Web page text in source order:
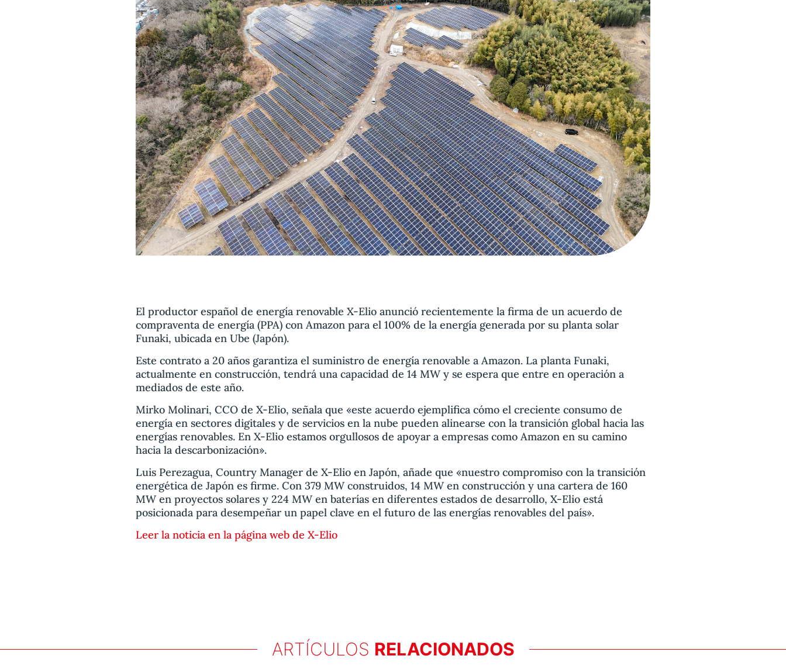
El productor español de energía renovable X-Elio anunció recientemente la firma de un acuerdo de
compraventa de energía (PPA) con Amazon para el 100% de la energía generada por su planta solar
Funaki, ubicada en Ube (Japón).
Este contrato a 20 años garantiza el suministro de energía renovable a Amazon. La planta Funaki,
actualmente en construcción, tendrá una capacidad de 14 MW y se espera que entre en operación a
mediados de este año.
Mirko Molinari, CCO de X-Elio, señala que «este acuerdo ejemplifica cómo el creciente consumo de
energía en sectores digitales y de servicios en la nube pueden alinearse con la transición global hacia las
energías renovables. En X-Elio estamos orgullosos de apoyar a empresas como Amazon en su camino
hacia la descarbonización».
Luis Perezagua, Country Manager de X-Elio en Japón, añade que «nuestro compromiso con la transición
energética de Japón es firme. Con 379 MW construidos, 14 MW en construcción y una cartera de 160
MW en proyectos solares y 224 MW en baterías en diferentes estados de desarrollo, X-Elio está
posicionada para desempeñar un papel clave en el futuro de las energías renovables del país».
Leer la noticia en la página web de X-Elio
ARTÍCULOS RELACIONADOS